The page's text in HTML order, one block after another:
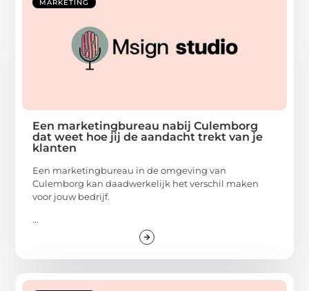
MARKETING
Een marketingbureau nabij Culemborg
dat weet hoe jij de aandacht trekt van je
klanten
Een marketingbureau in de omgeving van
Culemborg kan daadwerkelijk het verschil maken
voor jouw bedrijf.
...